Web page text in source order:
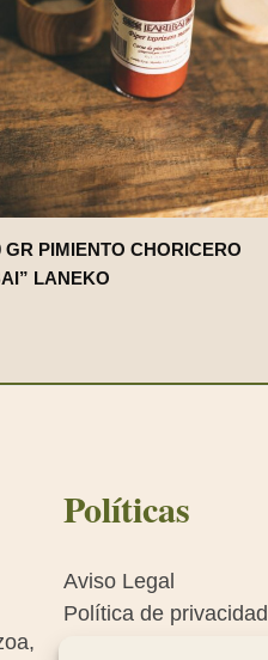
GR PIMIENTO CHORICERO
LANEKO
Políticas
Aviso Legal
Política de privacidad